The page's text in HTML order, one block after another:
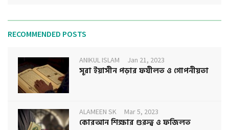
RECOMMENDED POSTS
ANIKUL ISLAM Jan 21, 2023
সূরা ইয়াসীন পড়ার ফযীলত ও গোপনীয়তা
ALAMEEN SK Mar 5, 2023
কোরআন শিক্ষার গুরুত্ব ও ফজিলত